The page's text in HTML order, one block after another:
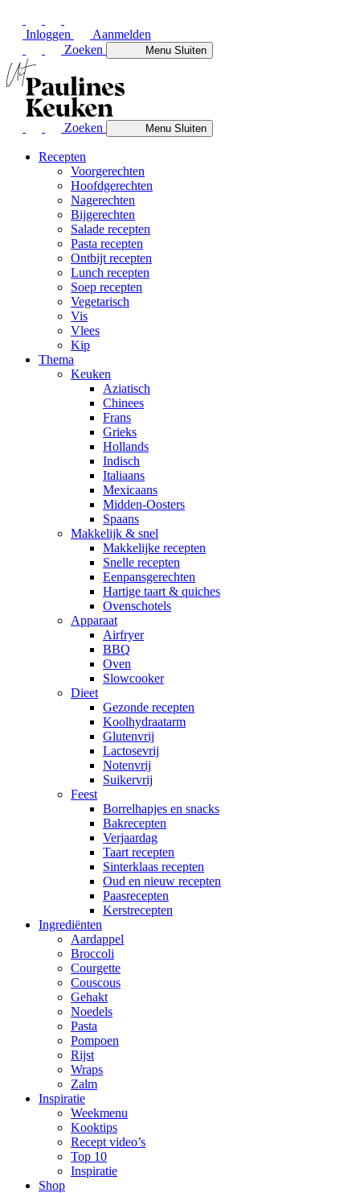
Inloggen
Aanmelden
Zoeken
MenuSluiten
Zoeken MenuSluiten
Recepten
Voorgerechten
Hoofdgerechten
Nagerechten
Bijgerechten
Salade recepten
Pasta recepten
Ontbijt recepten
Lunch recepten
Soep recepten
Vegetarisch
Vis
Vlees
Kip
Thema
Keuken
Aziatisch
Chinees
Frans
Grieks
Hollands
Indisch
Italiaans
Mexicaans
Midden-Oosters
Spaans
Makkelijk & snel
Makkelijke recepten
Snelle recepten
Eenpansgerechten
Hartige taart & quiches
Ovenschotels
Apparaat
Airfryer
BBQ
Oven
Slowcooker
Dieet
Gezonde recepten
Koolhydraatarm
Glutenvrij
Lactosevrij
Notenvrij
Suikervrij
Feest
Borrelhapjes en snacks
Bakrecepten
Verjaardag
Taart recepten
Sinterklaas recepten
Oud en nieuw recepten
Paasrecepten
Kerstrecepten
Ingrediënten
Aardappel
Broccoli
Courgette
Couscous
Gehakt
Noedels
Pasta
Pompoen
Rijst
Wraps
Zalm
Inspiratie
Weekmenu
Kooktips
Recept video’s
Top 10
Inspiratie
Shop